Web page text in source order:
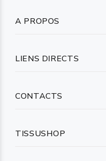
A PROPOS
LIENS DIRECTS
CONTACTS
TISSUSHOP